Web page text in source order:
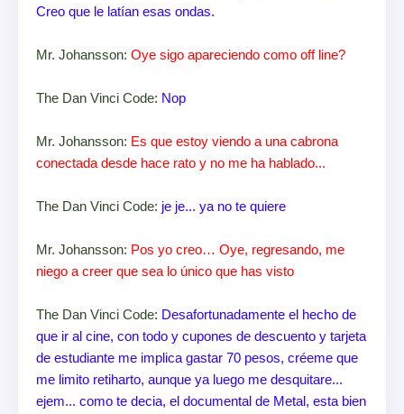
Creo que le latían esas ondas.
Mr. Johansson: Oye sigo apareciendo como off line?
The Dan Vinci Code: Nop
Mr. Johansson: Es que estoy viendo a una cabrona
conectada desde hace rato y no me ha hablado...
The Dan Vinci Code: je je... ya no te quiere
Mr. Johansson: Pos yo creo… Oye, regresando, me
niego a creer que sea lo único que has visto
The Dan Vinci Code: Desafortunadamente el hecho de
que ir al cine, con todo y cupones de descuento y tarjeta
de estudiante me implica gastar 70 pesos, créeme que
me limito retiharto, aunque ya luego me desquitare...
ejem... como te decia, el documental de Metal, esta bien